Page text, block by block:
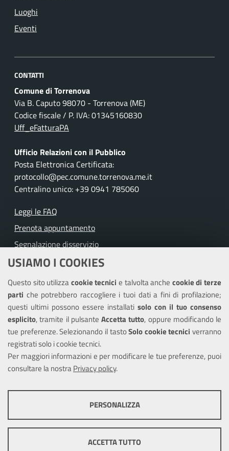
USIAMO I COOKIES
Questo sito utilizzacookie tecnicie talvolta anche cookie di terze
parti che potrebbero raccogliere i tuoi dati a fini di profilazione;
questi ultimi possono essere installati solo con il tuo consenso
esplicito, tramite il pulsante Accetta tutto, oppure modificando le
tue preferenze. Selezionando il tastoSolo cookie tecnici verranno
registrati solo i cookie tecnici.
Per maggiori informazioni e per modificare le tue preferenze, puoi
consultare la nostraPrivacy policy.
ottimale per ogni utente. Essi non raccolgono i tuoi dati e le tue
PERSONALIZZA
ACCETTA TUTTO
Luoghi
Eventi
CONTATTI
Comune di Torrenova
Via B. Caputo 98070 - Torrenova (ME)
Codice fiscale / P. IVA: 01345160830
Uff_eFatturaPA
Ufficio Relazioni con il Pubblico
Posta Elettronica Certificata:
protocollo@pec.comune.torrenova.me.it
Centralino unico: +39 0941 785060
Leggi le FAQ
Prenota appuntamento
Segnalazione disservizio
Richiesta assistenza
Amministrazione trasparente
Informativa privacy
Note legali
Piano di miglioramento del sito
Dichiarazione di accessibilità